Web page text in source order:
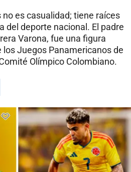
es casualidad; tiene raíces
del deporte nacional. El padre
Varona, fue una figura
Juegos Panamericanos de
Olímpico Colombiano.